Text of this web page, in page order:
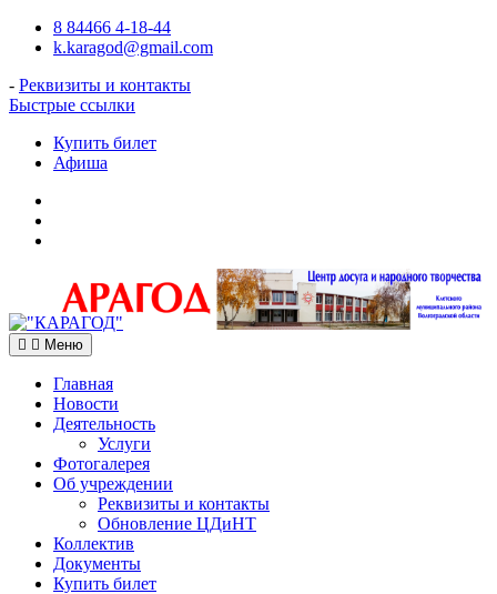
Перейти8 84466 4-18-44
k.karagod@gmail.com
- Реквизиты и контакты
Быстрые ссылки
Купить билет
Афиша
VK
нашем
с
Вами
кинотеатре!
Меню
Главная
Новости
Деятельность
Услуги
Фотогалерея
Об учреждении
Реквизиты и контакты
Обновление ЦДиНТ
Коллектив
Документы
Купить билет